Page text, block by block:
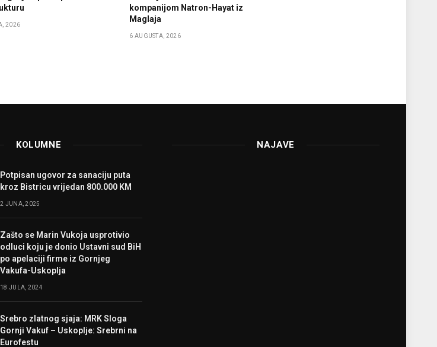
2026
kompanijom Natron-Hayat iz
Maglaja
6 AUGUSTA, 2026
KOLUMNE
Potpisan ugovor za sanaciju puta
kroz Bistricu vrijedan 800.000 KM
2 JUNA, 2025
Zašto se Marin Vukoja usprotivio
odluci koju je donio Ustavni sud BiH
po apelaciji firme iz Gornjeg
Vakufa-Uskoplja
18 JULA, 2024
Srebro zlatnog sjaja: MRK Sloga
Gornji Vakuf – Uskoplje: Srebrni na
Eurofestu
NAJAVE